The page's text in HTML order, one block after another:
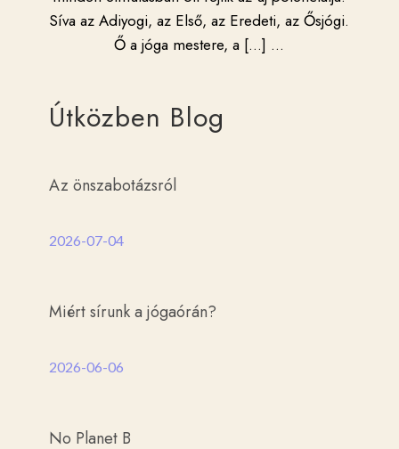
Síva az Adiyogi, az Első, az Eredeti, az Ősjógi.
Ő a jóga mestere, a […] ...
Útközben Blog
Az önszabotázsról
2026-07-04
Miért sírunk a jógaórán?
2026-06-06
No Planet B